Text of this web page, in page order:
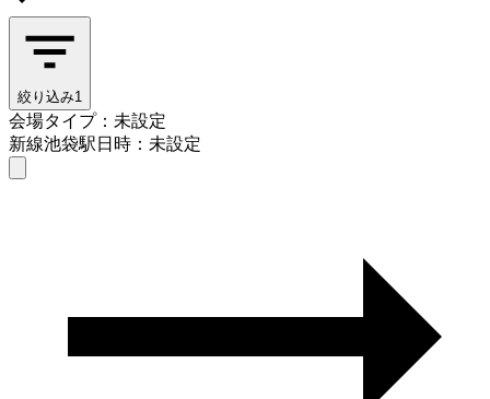
絞り込み1
会場タイプ：未設定
新線池袋駅日時：未設定